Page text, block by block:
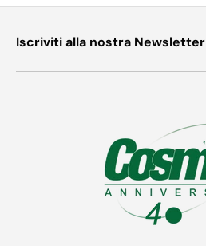
Iscriviti alla nostra Newsletter